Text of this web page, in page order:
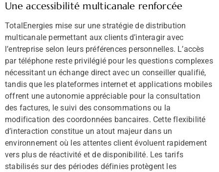
Une accessibilité multicanale renforcée
TotalEnergies mise sur une stratégie de distribution
multicanale permettant aux clients d’interagir avec
l’entreprise selon leurs préférences personnelles. L’accès
par téléphone reste privilégié pour les questions complexes
nécessitant un échange direct avec un conseiller qualifié,
tandis que les plateformes internet et applications mobiles
offrent une autonomie appréciable pour la consultation
des factures, le suivi des consommations ou la
modification des coordonnées bancaires. Cette flexibilité
d’interaction constitue un atout majeur dans un
environnement où les attentes client évoluent rapidement
vers plus de réactivité et de disponibilité. Les tarifs
stabilisés sur des périodes définies protègent les